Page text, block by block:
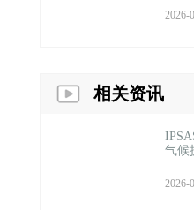
2026-
相关资讯
气候
2026-